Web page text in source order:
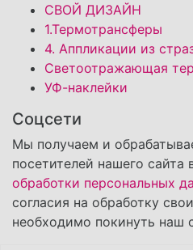
СВОЙ ДИЗАЙН
1.Термотрансферы
4. Аппликации из
Светоотражающая
УФ-наклейки
Соцсети
Мы получаем и
посетителей нашего сайта
обработки персональных
согласия на обработку
необходимо покинуть наш